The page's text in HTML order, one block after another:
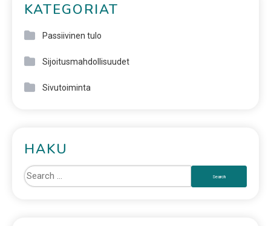
KATEGORIAT
Passiivinen tulo
Sijoitusmahdollisuudet
Sivutoiminta
HAKU